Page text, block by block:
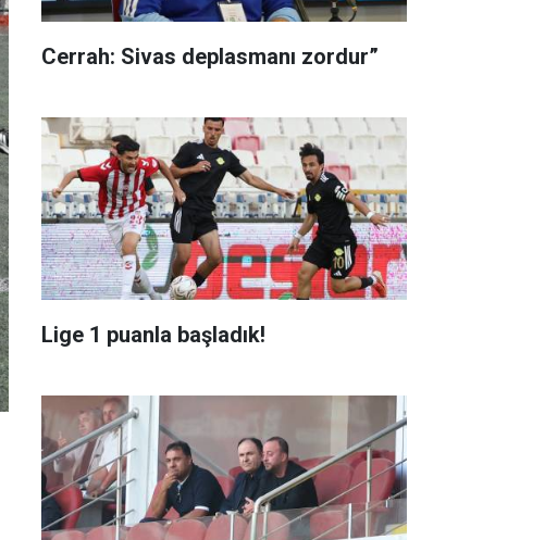
Cerrah: Sivas deplasmanı zordur”
Lige 1 puanla başladık!